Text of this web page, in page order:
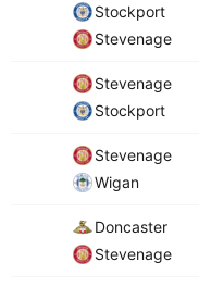
Stockport
Stevenage
Stevenage
Stockport
Stevenage
Wigan
Doncaster
Stevenage